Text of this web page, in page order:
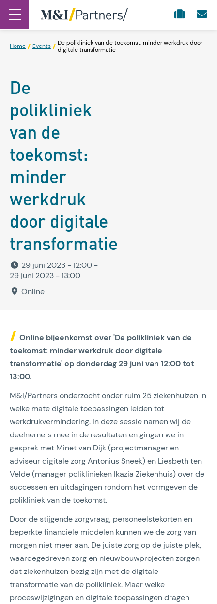
Home Events
De polikliniek van de toekomst: minder werkdruk door
digitale transformatie
De
polikliniek
van de
toekomst:
minder
werkdruk
door digitale
transformatie
29 juni 2023 - 12:00 -
29 juni 2023 - 13:00
Online
Online bijeenkomst over 'De polikliniek van de
toekomst: minder werkdruk door digitale
transformatie' op donderdag 29 juni van 12:00 tot
13:00.
M&I/Partners onderzocht onder ruim 25 ziekenhuizen in
welke mate digitale toepassingen leiden tot
werkdrukvermindering. In deze sessie namen wij de
deelnemers mee in de resultaten en gingen we in
gesprek met Minet van Dijk (projectmanager en
adviseur digitale zorg Antonius Sneek) en Liesbeth ten
Velde (manager poliklinieken Ikazia Ziekenhuis) over de
successen en uitdagingen rondom het vormgeven de
polikliniek van de toekomst.
Door de stijgende zorgvraag, personeelstekorten en
beperkte financiële middelen kunnen we de zorg van
morgen niet meer aan. De juiste zorg op de juiste plek,
waardegedreven zorg en nieuwbouwprojecten zorgen
dat ziekenhuizen bezig zijn met de digitale
transformatie van de polikliniek. Maar welke
proceswijzigingen en digitale toepassingen dragen